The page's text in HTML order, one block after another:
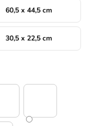
60,5 x 44,5 cm
30,5 x 22,5 cm